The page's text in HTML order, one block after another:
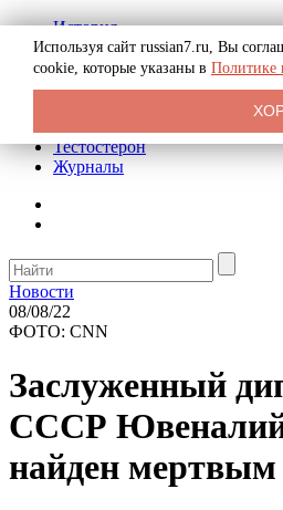
История
Биография
Криминал
Реклама на сайте
Тестостерон
Журналы
Новости
08/08/22
ФОТО: CNN
Заслуженный
СССР
найден мертвым
Используя сайт russian7.ru, Вы
cookie, которые указаны в Политике